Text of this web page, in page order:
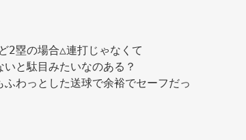
2塁の場合△連打じゃなくて
いと駄目みたいなのある？
わっとした送球で余裕でセーフだっ